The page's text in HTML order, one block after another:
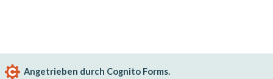
Angetrieben durch Cognito Forms.